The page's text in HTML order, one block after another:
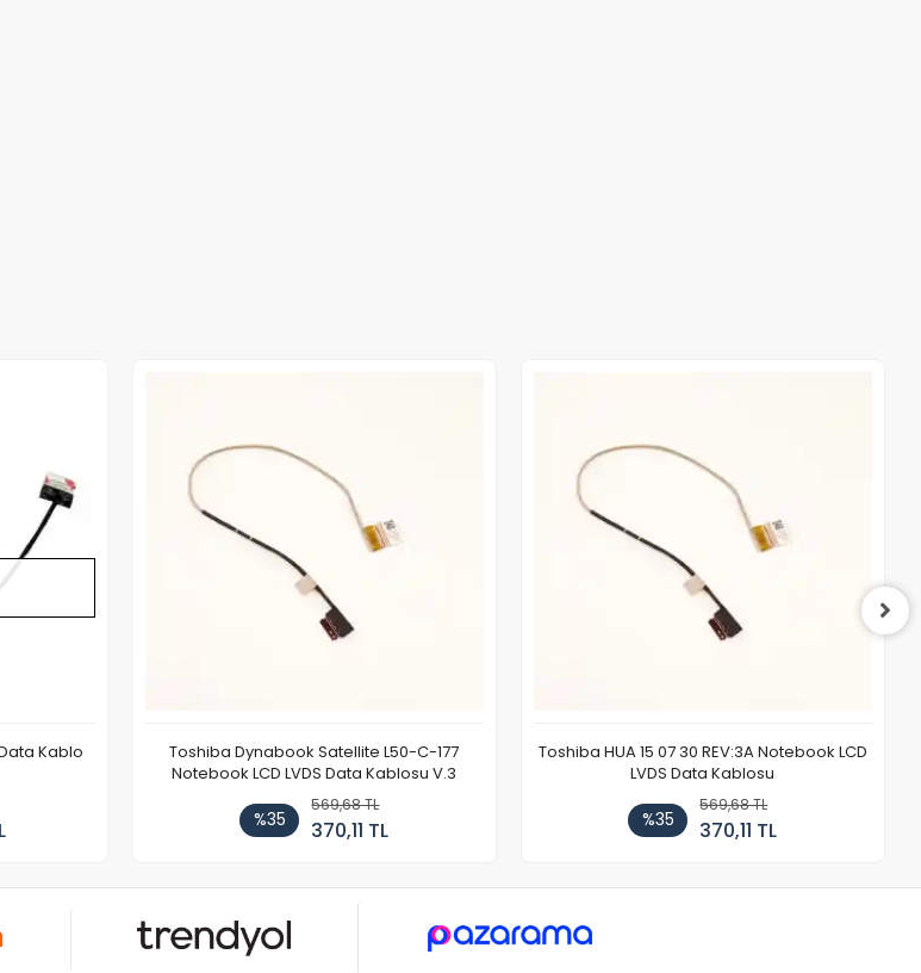
Kablo
Toshiba Dynabook Satellite L50-C-177
Notebook LCD LVDS Data Kablosu V.3
%35
569,68 TL
370,11 TL
Toshiba HUA 15 07 30 REV:3A Notebook LCD
LVDS Data Kablosu
%35
569,68 TL
370,11 TL